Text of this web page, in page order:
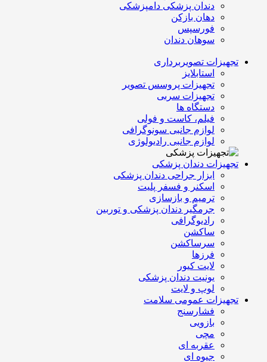
دندان پزشکی دامپزشکی
دهان بازکن
فورسپس
سوهان دندان
تجهیزات تصویربرداری
استابلایز
تجهیزات پروسس تصویر
تجهیزات سربی
دستگاه ها
فیلم، کاست و فولی
لوازم جانبی سونوگرافی
لوازم جانبی رادیولوژی
تجهیزات دندان پزشکی
ابزار جراحی دندان پزشکی
اسکنر و فسفر پلیت
ترمیم و بازسازی
جرمگیر دندان پزشکی و توربین
رادیوگرافی
ساکشن
سرساکشن
فرزها
لایت کیور
یونیت دندان پزشکی
لوپ و لایت
تجهیزات عمومی سلامت
فشارسنج
بازویی
مچی
عقربه ای
جیوه ای